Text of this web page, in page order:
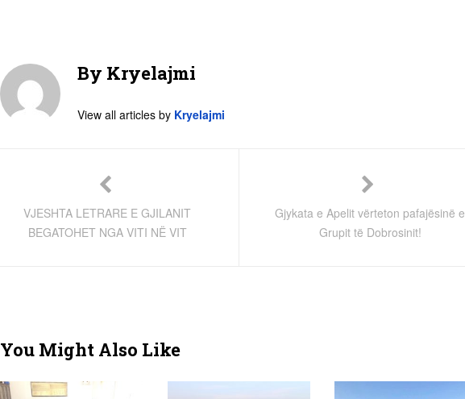
By Kryelajmi
View all articles by Kryelajmi
VJESHTA LETRARE E GJILANIT
BEGATOHET NGA VITI NË VIT
Gjykata e Apelit vërteton pafajësinë e
Grupit të Dobrosinit!
You Might Also Like